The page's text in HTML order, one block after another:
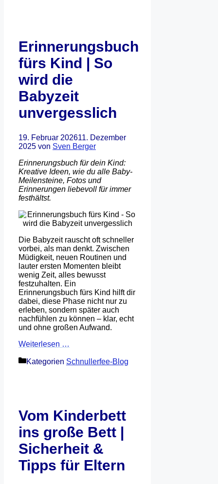
Erinnerungsbuch
fürs Kind | So
wird die
Babyzeit
unvergesslich
19. Februar 202611. Dezember
2025 von Sven Berger
Erinnerungsbuch für dein Kind:
Kreative Ideen, wie du alle Baby-
Meilensteine, Fotos und
Erinnerungen liebevoll für immer
festhältst.
Die Babyzeit rauscht oft schneller
vorbei, als man denkt. Zwischen
Müdigkeit, neuen Routinen und
lauter ersten Momenten bleibt
wenig Zeit, alles bewusst
festzuhalten. Ein
Erinnerungsbuch fürs Kind hilft dir
dabei, diese Phase nicht nur zu
erleben, sondern später auch
nachfühlen zu können – klar, echt
und ohne großen Aufwand.
Weiterlesen …
Kategorien Schnullerfee-Blog
Vom Kinderbett
ins große Bett |
Sicherheit &
Tipps für Eltern